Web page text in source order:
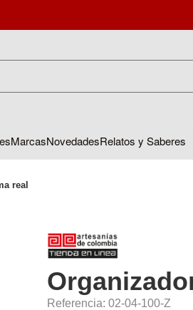
MarcasNovedadesRelatos y Saberes
real
Referencia: 02-04-100-Z